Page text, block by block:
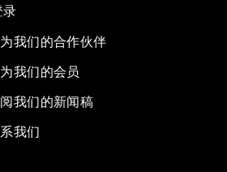
录
我们的合作伙伴
我们的会员
我们的新闻稿
我们